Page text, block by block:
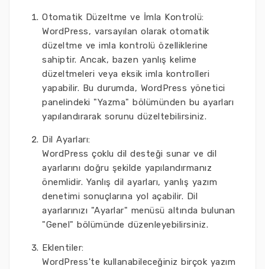
Otomatik Düzeltme ve İmla Kontrolü:
WordPress, varsayılan olarak otomatik
düzeltme ve imla kontrolü özelliklerine
sahiptir. Ancak, bazen yanlış kelime
düzeltmeleri veya eksik imla kontrolleri
yapabilir. Bu durumda, WordPress yönetici
panelindeki "Yazma" bölümünden bu ayarları
yapılandırarak sorunu düzeltebilirsiniz.
Dil Ayarları:
WordPress çoklu dil desteği sunar ve dil
ayarlarını doğru şekilde yapılandırmanız
önemlidir. Yanlış dil ayarları, yanlış yazım
denetimi sonuçlarına yol açabilir. Dil
ayarlarınızı "Ayarlar" menüsü altında bulunan
"Genel" bölümünde düzenleyebilirsiniz.
Eklentiler:
WordPress'te kullanabileceğiniz birçok yazım